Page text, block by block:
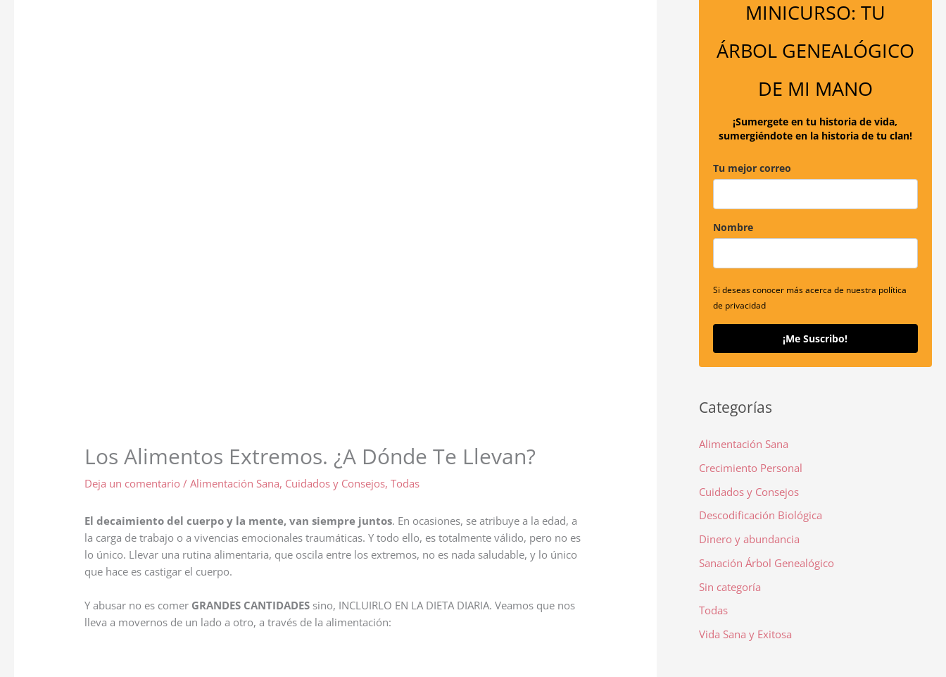
Los Alimentos Extremos. ¿A Dónde Te Llevan?
Deja un comentario /Alimentación Sana, Cuidados y Consejos,Todas
El decaimiento del cuerpo y la mente, van siempre juntos. En ocasiones, se atribuye a la edad, a
la carga de trabajo o a vivencias emocionales traumáticas. Y todo ello, es totalmente válido, pero no es
lo único. Llevar una rutina alimentaria, que oscila entre los extremos, no es nada saludable, y lo único
que hace es castigar el cuerpo.
Y abusar no es comer GRANDES CANTIDADES sino, INCLUIRLO EN LA DIETA DIARIA. Veamos que nos
lleva a movernos de un lado a otro, a través de la alimentación:
MINICURSO: TU
ÁRBOL GENEALÓGICO
DE MI MANO
¡Sumergete en tu historia de vida,
sumergiéndote en la historia de tu clan!
Tu mejor correo
Nombre
Si deseas conocer más acerca de nuestra política
de privacidad
¡Me Suscribo!
Categorías
Alimentación Sana
Crecimiento Personal
Cuidados y Consejos
Descodificación Biológica
Dinero y abundancia
Sanación Árbol Genealógico
Sin categoría
Todas
Vida Sana y Exitosa